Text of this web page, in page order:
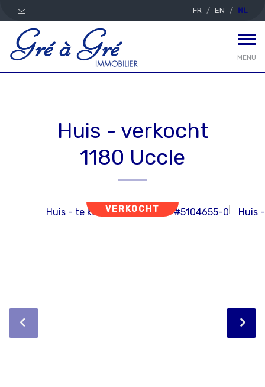
FR EN NL
MENU
Huis - verkocht
1180 Uccle
VERKOCHT